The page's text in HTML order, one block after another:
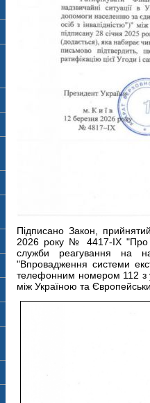
Підписано Закон,
2026 року № 4417-IX "Про
служби реагування на
"Впровадження системи
телефонним номером 112 з
між Україною та